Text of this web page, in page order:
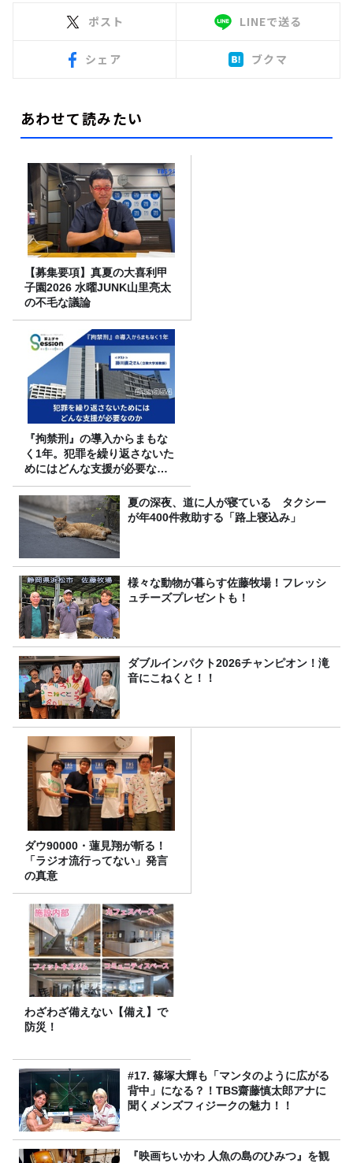
ポスト LINEで送る
シェア ブクマ
あわせて読みたい
【募集要項】真夏の大喜利甲
子園2026 水曜JUNK山里亮太
の不毛な議論
『拘禁刑』の導入からまもな
く1年。犯罪を繰り返さないた
めにはどんな支援が必要なの
か
夏の深夜、道に人が寝ている タクシー
が年400件救助する「路上寝込み」
様々な動物が暮らす佐藤牧場！フレッシ
ュチーズプレゼントも！
ダブルインパクト2026チャンピオン！滝
音にこねくと！！
ダウ90000・蓮見翔が斬る！
「ラジオ流行ってない」発言
の真意
わざわざ備えない【備え】で
防災！
#17. 篠塚大輝も「マンタのように広がる
背中」になる？！TBS齋藤慎太郎アナに
聞くメンズフィジークの魅力！！
『映画ちいかわ 人魚の島のひみつ』を観